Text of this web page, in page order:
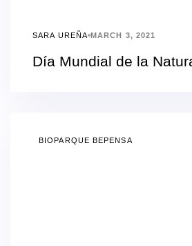
SARA UREÑA MARCH 3, 2021
Día Mundial de la
BIOPARQUE BEPENSA